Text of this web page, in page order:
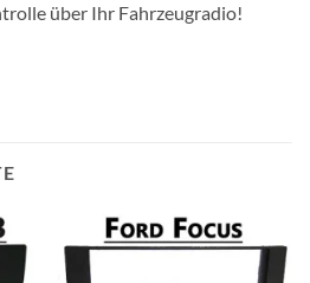
über Ihr Fahrzeugradio!